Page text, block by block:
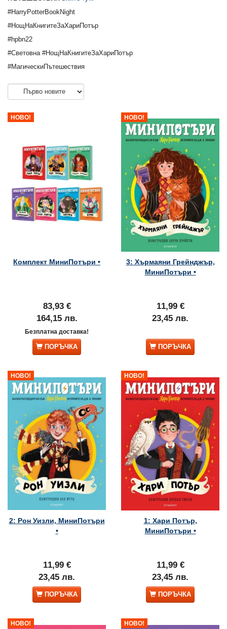
#HarryPotterBookNight
#НощНаКнигитеЗаХариПотър
#hpbn22
#Световна #НощНаКнигитеЗаХариПотър
#МагическиПътешествия
НОВО!
Комплект МиниПотъри •
83,93 €
164,15 лв.
Безплатна доставка!
ПОРЪЧКА
НОВО!
3: Хърмаяни Грейнджър,
МиниПотъри •
11,99 €
23,45 лв.
ПОРЪЧКА
НОВО!
2: Рон Уизли, МиниПотъри
•
11,99 €
23,45 лв.
ПОРЪЧКА
НОВО!
1: Хари Потър,
МиниПотъри •
11,99 €
23,45 лв.
ПОРЪЧКА
НОВО! НОВО!